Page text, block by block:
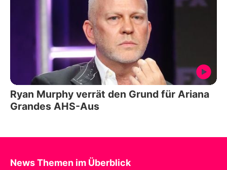
Ryan Murphy verrät den Grund für Ariana
Grandes AHS-Aus
News Themen im Überblick